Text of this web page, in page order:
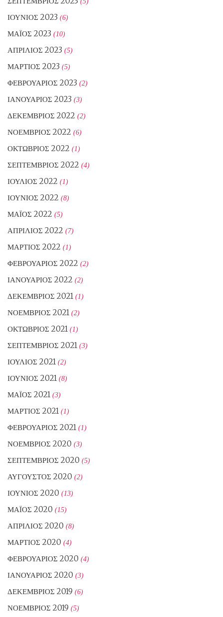
ΙΟΎΝΙΟΣ 2023 (6)
ΜΆΙΟΣ 2023 (10)
ΑΠΡΊΛΙΟΣ 2023 (5)
ΜΆΡΤΙΟΣ 2023 (5)
ΦΕΒΡΟΥΆΡΙΟΣ 2023 (2)
ΙΑΝΟΥΆΡΙΟΣ 2023 (3)
ΔΕΚΈΜΒΡΙΟΣ 2022 (2)
ΝΟΈΜΒΡΙΟΣ 2022 (6)
ΟΚΤΏΒΡΙΟΣ 2022 (1)
ΣΕΠΤΈΜΒΡΙΟΣ 2022 (4)
ΙΟΎΛΙΟΣ 2022 (1)
ΙΟΎΝΙΟΣ 2022 (8)
ΜΆΙΟΣ 2022 (5)
ΑΠΡΊΛΙΟΣ 2022 (7)
ΜΆΡΤΙΟΣ 2022 (1)
ΦΕΒΡΟΥΆΡΙΟΣ 2022 (2)
ΙΑΝΟΥΆΡΙΟΣ 2022 (2)
ΔΕΚΈΜΒΡΙΟΣ 2021 (1)
ΝΟΈΜΒΡΙΟΣ 2021 (2)
ΟΚΤΏΒΡΙΟΣ 2021 (1)
ΣΕΠΤΈΜΒΡΙΟΣ 2021 (3)
ΙΟΎΛΙΟΣ 2021 (2)
ΙΟΎΝΙΟΣ 2021 (8)
ΜΆΙΟΣ 2021 (3)
ΜΆΡΤΙΟΣ 2021 (1)
ΦΕΒΡΟΥΆΡΙΟΣ 2021 (1)
ΝΟΈΜΒΡΙΟΣ 2020 (3)
ΣΕΠΤΈΜΒΡΙΟΣ 2020 (5)
ΑΎΓΟΥΣΤΟΣ 2020 (2)
ΙΟΎΝΙΟΣ 2020 (13)
ΜΆΙΟΣ 2020 (15)
ΑΠΡΊΛΙΟΣ 2020 (8)
ΜΆΡΤΙΟΣ 2020 (4)
ΦΕΒΡΟΥΆΡΙΟΣ 2020 (4)
ΙΑΝΟΥΆΡΙΟΣ 2020 (3)
ΔΕΚΈΜΒΡΙΟΣ 2019 (6)
ΝΟΈΜΒΡΙΟΣ 2019 (5)